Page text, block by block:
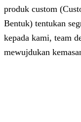
produk custom
Bentuk) tentukan
kepada kami, team
mewujdukan